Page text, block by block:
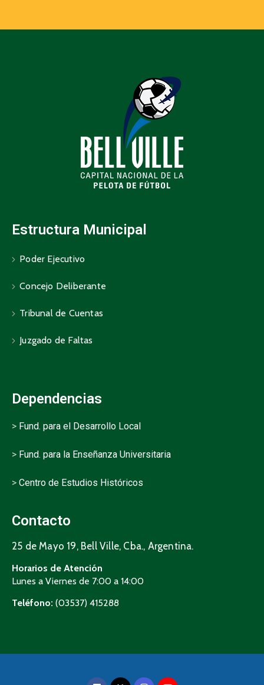
Estructura Municipal
Poder Ejecutivo
Concejo Deliberante
Tribunal de Cuentas
Juzgado de Faltas
Dependencias
> Fund. para el Desarrollo Local
> Fund. para la Enseñanza Universitaria
> Centro de Estudios Históricos
Contacto
25 de Mayo 19, Bell Ville, Cba., Argentina.
Horarios de Atención
Lunes a Viernes de 7:00 a 14:00
Teléfono: (03537) 415288